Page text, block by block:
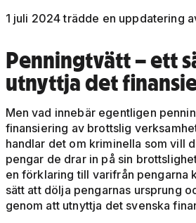
1 juli 2024 trädde en uppdatering
Penningtvätt – ett
utnyttja det
Men vad innebär egentligen
finansiering av brottslig
handlar det om kriminella som vill
pengar de drar in på sin
en förklaring till varifrån pengarna
sätt att dölja pengarnas ursprung
genom att utnyttja det svenska